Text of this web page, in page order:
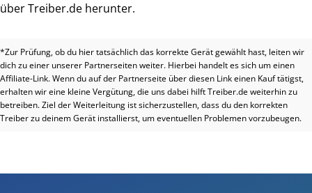
über Treiber.de herunter.
*Zur Prüfung, ob du hier tatsächlich das korrekte Gerät gewählt hast, leiten wir
dich zu einer unserer Partnerseiten weiter. Hierbei handelt es sich um einen
Affiliate-Link. Wenn du auf der Partnerseite über diesen Link einen Kauf tätigst,
erhalten wir eine kleine Vergütung, die uns dabei hilft Treiber.de weiterhin zu
betreiben. Ziel der Weiterleitung ist sicherzustellen, dass du den korrekten
Treiber zu deinem Gerät installierst, um eventuellen Problemen vorzubeugen.